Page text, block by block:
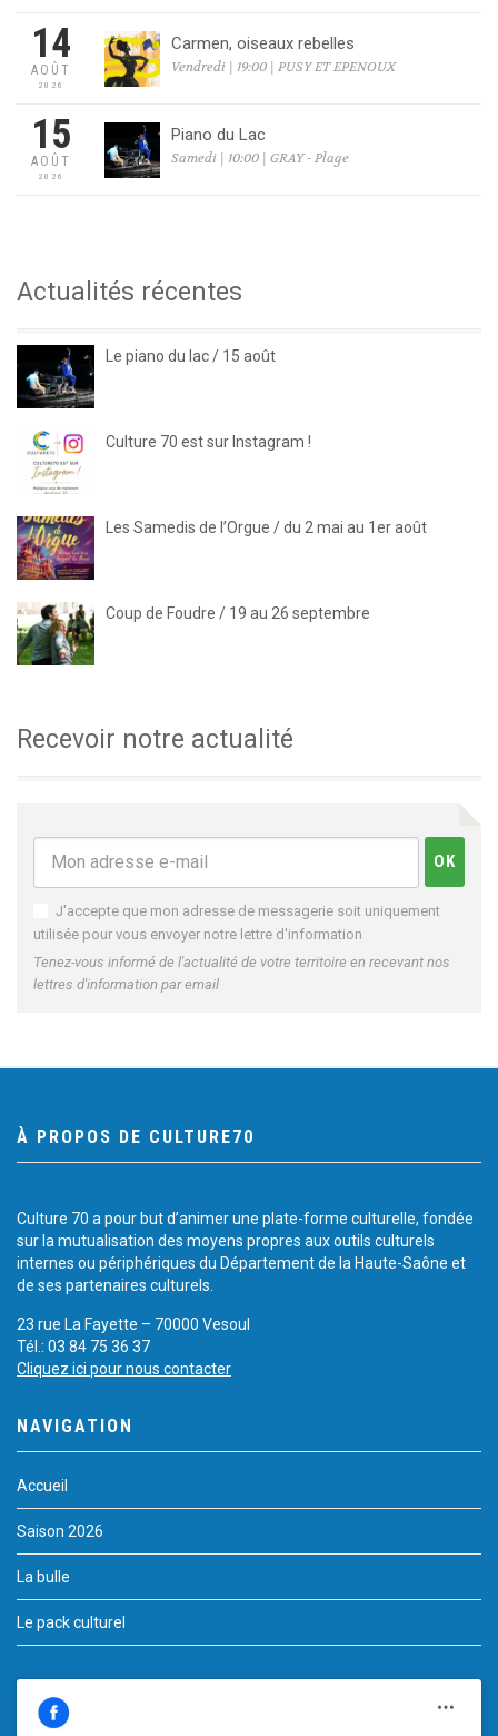
14
AOÛT
2026
Carmen, oiseaux rebelles
Vendredi | 19:00 | PUSY ET EPENOUX
15
AOÛT
2026
Piano du Lac
Samedi | 10:00 | GRAY - Plage
Actualités récentes
Le piano du lac / 15 août
Culture 70 est sur Instagram !
Les Samedis de l’Orgue / du 2 mai au 1er août
Coup de Foudre / 19 au 26 septembre
Recevoir notre actualité
J'accepte que mon adresse de messagerie soit uniquement
utilisée pour vous envoyer notre lettre d'information
Tenez-vous informé de l'actualité de votre territoire en recevant nos
lettres d'information par email
À PROPOS DE CULTURE70
Culture 70 a pour but d’animer une plate-forme culturelle, fondée
sur la mutualisation des moyens propres aux outils culturels
internes ou périphériques du Département de la Haute-Saône et
de ses partenaires culturels.
23 rue La Fayette – 70000 Vesoul
Tél.: 03 84 75 36 37
Cliquez ici pour nous contacter
NAVIGATION
Accueil
Saison 2026
La bulle
Le pack culturel